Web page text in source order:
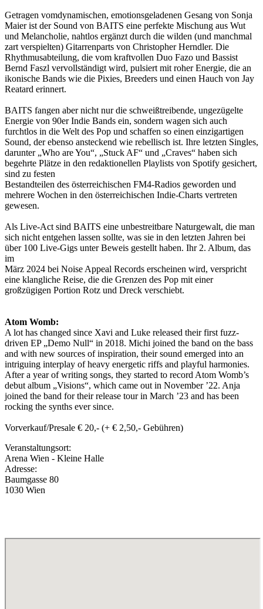
Getragen vomdynamischen, emotionsgeladenen Gesang von Sonja
Maier ist der Sound von BAITS eine perfekte Mischung aus Wut
und Melancholie, nahtlos ergänzt durch die wilden (und manchmal
zart verspielten) Gitarrenparts von Christopher Herndler. Die
Rhythmusabteilung, die vom kraftvollen Duo Fazo und Bassist
Bernd Faszl vervollständigt wird, pulsiert mit roher Energie, die an
ikonische Bands wie die Pixies, Breeders und einen Hauch von Jay
Reatard erinnert.
BAITS fangen aber nicht nur die schweißtreibende, ungezügelte
Energie von 90er Indie Bands ein, sondern wagen sich auch
furchtlos in die Welt des Pop und schaffen so einen einzigartigen
Sound, der ebenso ansteckend wie rebellisch ist. Ihre letzten Singles,
darunter „Who are You“, „Stuck AF“ und „Craves“ haben sich
begehrte Plätze in den redaktionellen Playlists von Spotify gesichert,
sind zu festen
Bestandteilen des österreichischen FM4-Radios geworden und
mehrere Wochen in den österreichischen Indie-Charts vertreten
gewesen.
Als Live-Act sind BAITS eine unbestreitbare Naturgewalt, die man
sich nicht entgehen lassen sollte, was sie in den letzten Jahren bei
über 100 Live-Gigs unter Beweis gestellt haben. Ihr 2. Album, das
im
März 2024 bei Noise Appeal Records erscheinen wird, verspricht
eine klangliche Reise, die die Grenzen des Pop mit einer
großzügigen Portion Rotz und Dreck verschiebt.
Atom Womb:
A lot has changed since Xavi and Luke released their first fuzz-
driven EP „Demo Null“ in 2018. Michi joined the band on the bass
and with new sources of inspiration, their sound emerged into an
intriguing interplay of heavy energetic riffs and playful harmonies.
After a year of writing songs, they started to record Atom Womb’s
debut album „Visions“, which came out in November ’22. Anja
joined the band for their release tour in March ’23 and has been
rocking the synths ever since.
Vorverkauf/Presale € 20,- (+ € 2,50,- Gebühren)
Veranstaltungsort:
Arena Wien - Kleine Halle
Adresse:
Baumgasse 80
1030 Wien